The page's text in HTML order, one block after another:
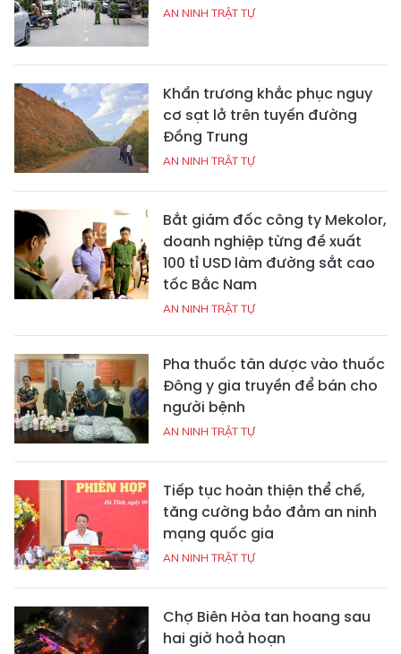
AN NINH TRẬT TỰ
Khẩn trương khắc phục nguy
cơ sạt lở trên tuyến đường
Đồng Trung
AN NINH TRẬT TỰ
Bắt giám đốc công ty Mekolor,
doanh nghiệp từng đề xuất
100 tỉ USD làm đường sắt cao
tốc Bắc Nam
AN NINH TRẬT TỰ
Pha thuốc tân dược vào thuốc
Đông y gia truyền để bán cho
người bệnh
AN NINH TRẬT TỰ
Tiếp tục hoàn thiện thể chế,
tăng cường bảo đảm an ninh
mạng quốc gia
AN NINH TRẬT TỰ
Chợ Biên Hòa tan hoang sau
hai giờ hoả hoạn